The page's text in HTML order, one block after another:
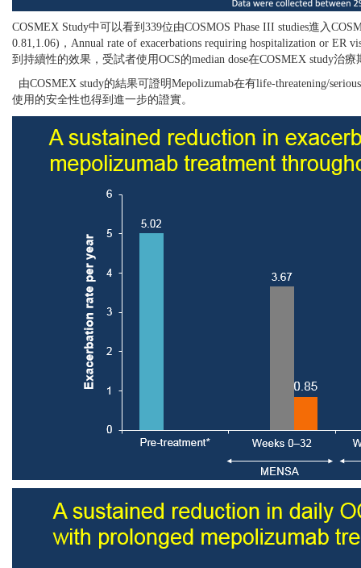
COSMEX Study中可以看到339位由COSMOS Phase III studies進入
0.81,1.06)，Annual rate of exacerbations requiring hospitalization or
到持續性的效果，受試者使用OCS的median dose在COSMEX study治
由COSMEX study的結果可證明Mepolizumab在有life-threatening/
使用的安全性也得到進一步的證實。